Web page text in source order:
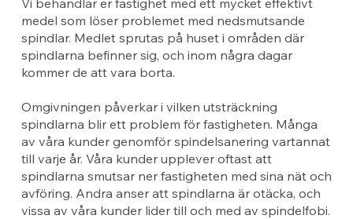
medel som löser problemet med nedsmutsande
spindlar. Medlet sprutas på huset i områden där
spindlarna befinner sig, och inom några dagar
kommer de att vara borta.
Omgivningen påverkar i vilken utsträckning
spindlarna blir ett problem för fastigheten. Många
av våra kunder genomför spindelsanering vartannat
till varje år. Våra kunder upplever oftast att
spindlarna smutsar ner fastigheten med sina nät och
avföring. Andra anser att spindlarna är otäcka, och
vissa av våra kunder lider till och med av spindelfobi.